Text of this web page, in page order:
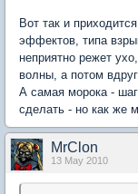
Вот так и
эффектов, типа
неприятно режет
волны, а потом
А самая морока -
сделать - но как же
MrClon
13 May 2010